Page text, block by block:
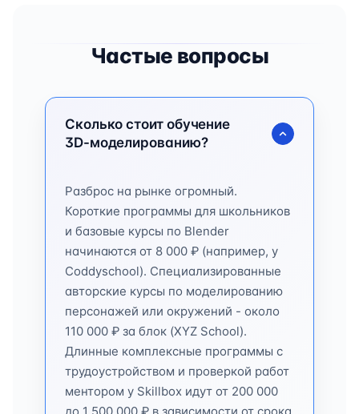
Частые вопросы
Сколько стоит обучение
3D-моделированию?
Разброс на рынке огромный.
Короткие программы для школьников
и базовые курсы по Blender
начинаются от 8 000 ₽ (например, у
Coddyschool). Специализированные
авторские курсы по моделированию
персонажей или окружений - около
110 000 ₽ за блок (XYZ School).
Длинные комплексные программы с
трудоустройством и проверкой работ
ментором у Skillbox идут от 200 000